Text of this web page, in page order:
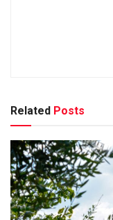
Related Posts